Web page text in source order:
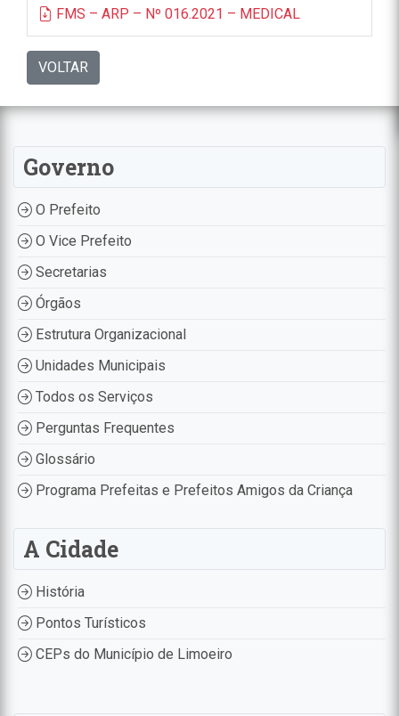
FMS – ARP – Nº 016.2021 – MEDICAL
VOLTAR
Governo
O Prefeito
O Vice Prefeito
Secretarias
Órgãos
Estrutura Organizacional
Unidades Municipais
Todos os Serviços
Perguntas Frequentes
Glossário
Programa Prefeitas e Prefeitos Amigos da Criança
A Cidade
História
Pontos Turísticos
CEPs do Município de Limoeiro